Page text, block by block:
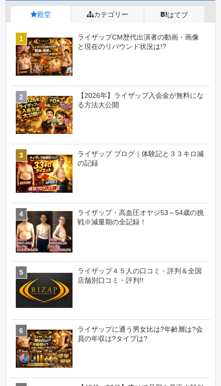
殿堂 カテゴリー はてブ
ライザップCM歴代出演者の動画・画像
と現在のリバウンド状況は!?
【2026年】ライザップ入会金が無料にな
る方法大公開
ライザップ ブログ｜体験記と３３キロ減
の記録
ライザップ・高血圧オヤジ53～54歳の挑
戦※減量期の全記録！
ライザップ４５人の口コミ・評判＆全国
店舗別口コミ・評判!!
ライザップに通う男女比は?年齢層は?会
員の年収は?タイプは?